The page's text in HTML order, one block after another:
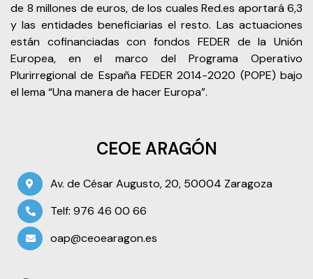
de 8 millones de euros, de los cuales Red.es aportará 6,3
y las entidades beneficiarias el resto. Las actuaciones
están cofinanciadas con fondos FEDER de la Unión
Europea, en el marco del Programa Operativo
Plurirregional de España FEDER 2014-2020 (POPE) bajo
el lema “Una manera de hacer Europa”.
CEOE ARAGÓN
Av. de César Augusto, 20, 50004 Zaragoza
Telf: 976 46 00 66
oap@ceoearagon.es